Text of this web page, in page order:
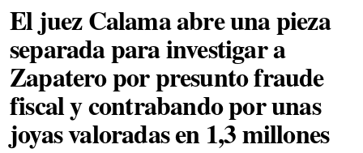
El juez Calama abre una pieza
separada para investigar a
Zapatero por presunto fraude
fiscal y contrabando por unas
joyas valoradas en 1,3 millones